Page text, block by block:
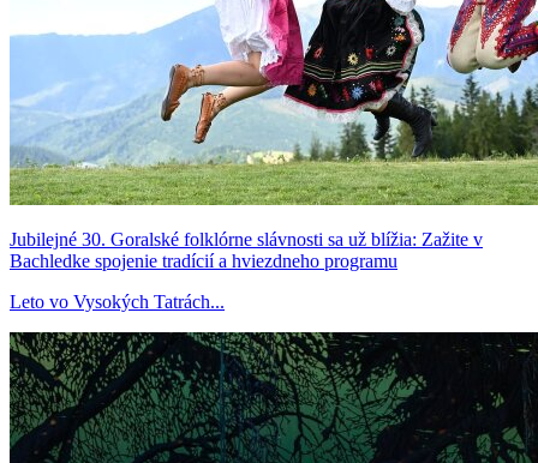
Jubilejné 30. Goralské folklórne slávnosti sa už blížia: Zažite v
Bachledke spojenie tradícií a hviezdneho programu
Leto vo Vysokých Tatrách...